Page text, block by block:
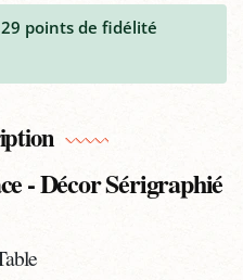
29 points de fidélité
- Décor Sérigraphié